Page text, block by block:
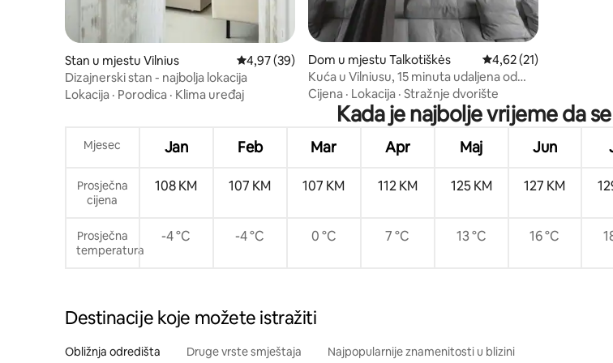
Stan u mjestu Vilnius Prosječna ocjena: 4,97 od 5, recenzija: 39
4,97 (39)
Dizajnerski stan - najbolja lokacija
Lokacija · Porodica · Klima uređaj
Dom u mjestu Talkotiškės Prosječna ocjena: 4,62
4,62 (21)
Kuća u Vilniusu, 15 minuta udaljena od
starog grada
Cijena · Lokacija · Stražnje dvorište
Kada je najbolje vrijeme da
Mjesec Jan Feb Mar Apr Maj Jun
Prosječna
cijena
108 KM 107 KM 107 KM 112 KM 125 KM 127 KM
Prosječna
temperatura
-4 °C -4 °C 0 °C 7 °C 13 °C 16 °C
Destinacije koje možete istražiti
Obližnja odredišta Druge vrste smještaja Najpopularnije znamenitosti u blizini